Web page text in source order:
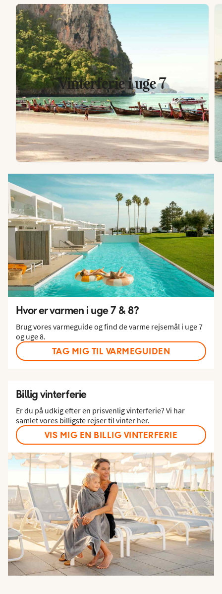
Vinterferie i uge 7
Hvor er varmen i uge 7 & 8?
Brug vores varmeguide og find de varme rejsemål i uge 7
og uge 8.
TAG MIG TIL VARMEGUIDEN
Billig vinterferie
Er du på udkig efter en prisvenlig vinterferie? Vi har
samlet vores billigste rejser til vinter her.
VIS MIG EN BILLIG VINTERFERIE